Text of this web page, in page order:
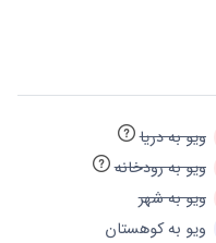
ویو به دریا
ویو به رودخانه
ویو به شهر
ویو به کوهستان